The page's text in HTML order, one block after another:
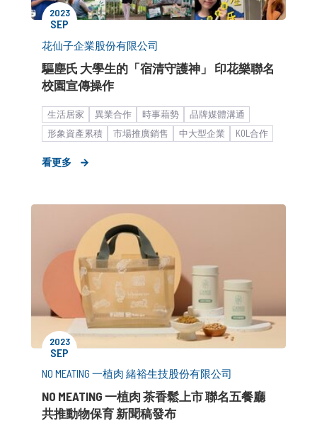
2023
SEP
花仙子企業股份有限公司
驅塵氏 大學生的「宿清守護神」 印花樂聯名
校園宣傳操作
生活居家 異業合作 時事藉勢
品牌媒體溝通
形象資產累積
市場推廣銷售 中大型企業
KOL合作
看更多
2023
SEP
NO MEATING 一植肉 緒裕生技股份有限公司
NO MEATING 一植肉 茶香鬆上市 聯名五餐廳
共推動物保育 新聞稿發布